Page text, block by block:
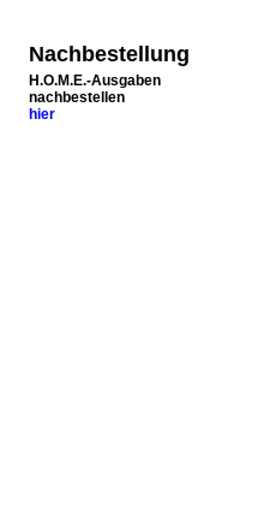
Nachbestellung
H.O.M.E.-Ausgaben
nachbestellen
hier